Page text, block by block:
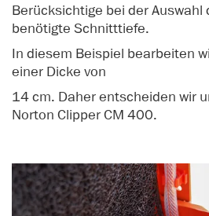
Berücksichtige bei der Auswahl
benötigte Schnitttiefe.
In diesem Beispiel bearbeiten
einer Dicke von
14 cm. Daher entscheiden wir
Norton Clipper CM 400.